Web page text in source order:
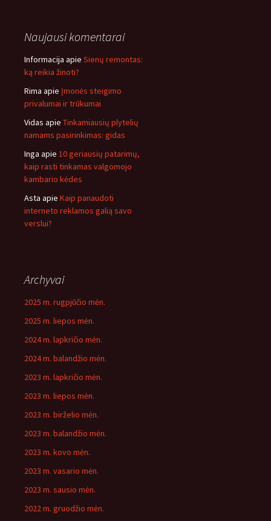
Naujausi komentarai
Informacija apie Sienų remontas:
ką reikia žinoti?
Rima apie Įmonės steigimo
privalumai ir trūkumai
Vidas apie Tinkamiausių plytelių
namams pasirinkimas: gidas
Inga apie 10 geriausių patarimų,
kaip rasti tinkamas valgomojo
kambario kėdes
Asta apie Kaip panaudoti
interneto reklamos galią savo
verslui?
Archyvai
2025 m. rugpjūčio mėn.
2025 m. liepos mėn.
2024 m. lapkričio mėn.
2024 m. balandžio mėn.
2023 m. lapkričio mėn.
2023 m. liepos mėn.
2023 m. birželio mėn.
2023 m. balandžio mėn.
2023 m. kovo mėn.
2023 m. vasario mėn.
2023 m. sausio mėn.
2022 m. gruodžio mėn.